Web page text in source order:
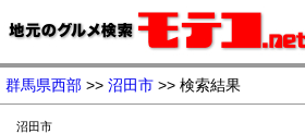
群馬県西部 >> 沼田市 >> 検索結果
沼田市